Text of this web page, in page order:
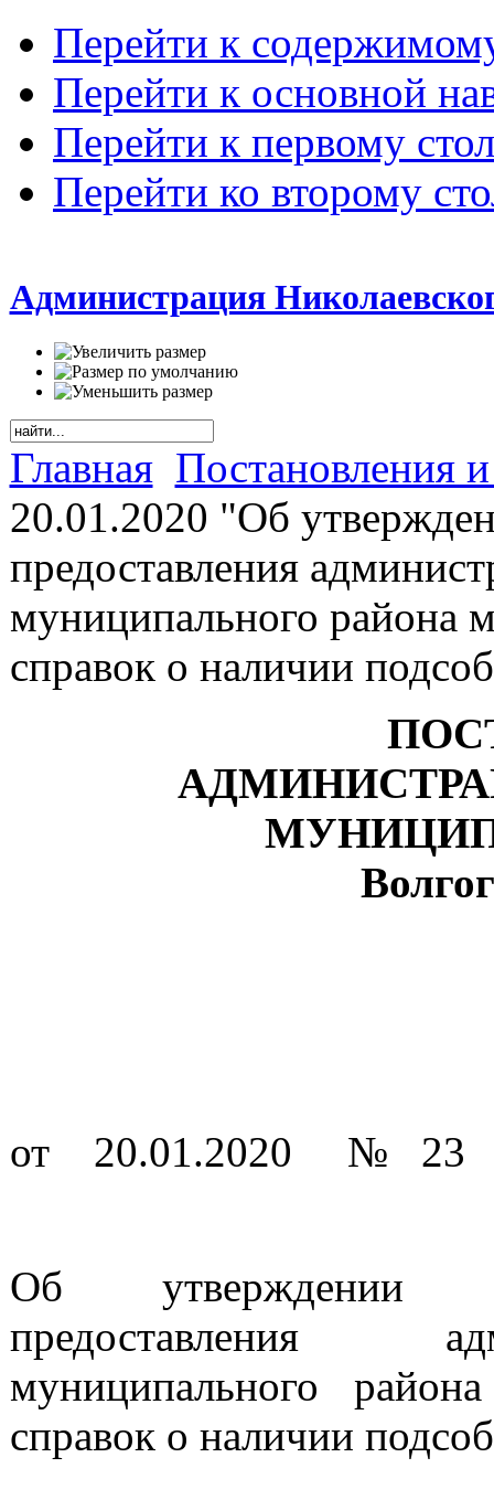
Перейти к
Перейти к основной
Перейти к первому
Перейти ко второму
Администрация
Главная Постановления
20.01.2020 "Об
предоставления
муниципального района
справок о наличии
от 20.01.2020 № 23
Об утверждении
предоставления
муниципального
справок о наличии